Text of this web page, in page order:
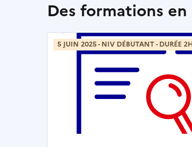
Des formations
5 JUIN 2025 - NIV DÉBUTANT - DURÉE